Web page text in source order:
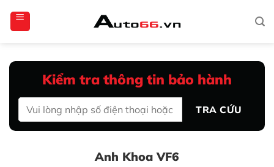
qua
Kiểm tra thông tin bảo hành
TRA CỨU
Anh Khoa VF6